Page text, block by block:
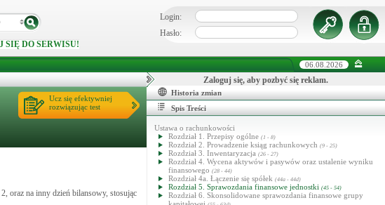
SIĘ DO SERWISU!
Login:
Hasło:
06.08.2026
Ucz się efektywniej
rozwiązując test
oraz na inny dzień bilansowy, stosując
Zaloguj się, aby pozbyć się reklam.
Historia zmian
Spis Treści
Ustawa o rachunkowości
Rozdział 1. Przepisy ogólne (1 - 8)
Rozdział 2. Prowadzenie ksiąg rachunkowych (9 - 25)
Rozdział 3. Inwentaryzacja (26 - 27)
Rozdział 4. Wycena aktywów i pasywów oraz ustalenie wyniku
finansowego (28 - 44)
Rozdział 4a. Łączenie się spółek (44a - 44d)
Rozdział 5. Sprawozdania finansowe jednostki (45 - 54)
Rozdział 6. Skonsolidowane sprawozdania finansowe grupy